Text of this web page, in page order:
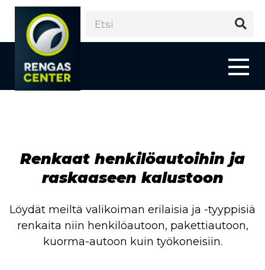
Renkaat henkilöautoihin ja
raskaaseen kalustoon
Löydät meiltä valikoiman erilaisia ja -tyyppisiä
renkaita niin henkilöautoon, pakettiautoon,
kuorma-autoon kuin työkoneisiin.